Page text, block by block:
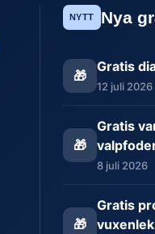
NYTT Nya
🎁
Gratis
12 juli 2026
🎁
Gratis
8 juli 2026
🎁
Gratis